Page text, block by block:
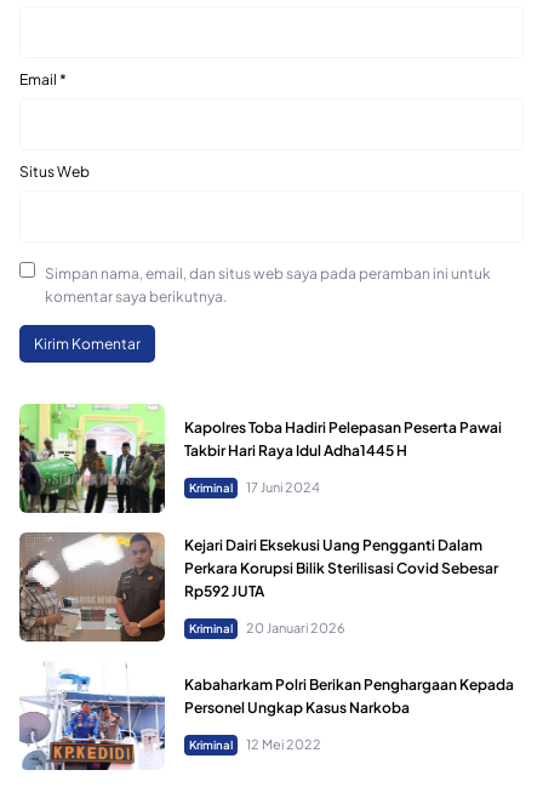
Email *
Situs Web
Simpan nama, email, dan situs web saya pada peramban ini untuk
komentar saya berikutnya.
Kapolres Toba Hadiri Pelepasan Peserta Pawai
Takbir Hari Raya Idul Adha1445 H
Kriminal 17 Juni 2024
Kejari Dairi Eksekusi Uang Pengganti Dalam
Perkara Korupsi Bilik Sterilisasi Covid Sebesar
Rp592 JUTA
Kriminal 20 Januari 2026
Kabaharkam Polri Berikan Penghargaan Kepada
Personel Ungkap Kasus Narkoba
Kriminal 12 Mei 2022